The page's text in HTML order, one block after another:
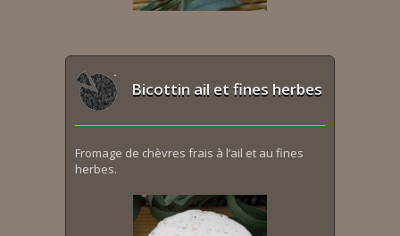
Bicottin ail et fines herbes
Fromage de chèvres frais à l’ail et au fines
herbes.